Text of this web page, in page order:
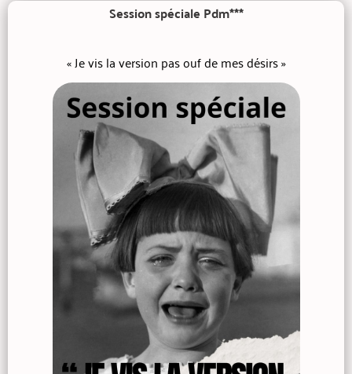
Session spéciale Pdm***
« Je vis la version pas ouf de mes désirs »